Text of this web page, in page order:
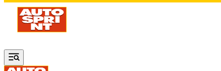
Vai al contenuto principale